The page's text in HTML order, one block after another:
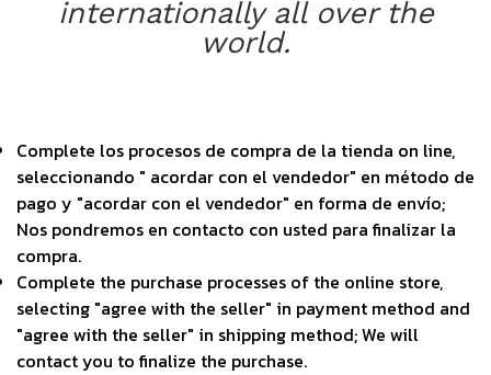
internationally all over the
world.
Complete los procesos de compra de la tienda on line,
seleccionando " acordar con el vendedor" en método de
pago y "acordar con el vendedor" en forma de envío;
Nos pondremos en contacto con usted para finalizar la
compra.
Complete the purchase processes of the online store,
selecting "agree with the seller" in payment method and
"agree with the seller" in shipping method; We will
contact you to finalize the purchase.